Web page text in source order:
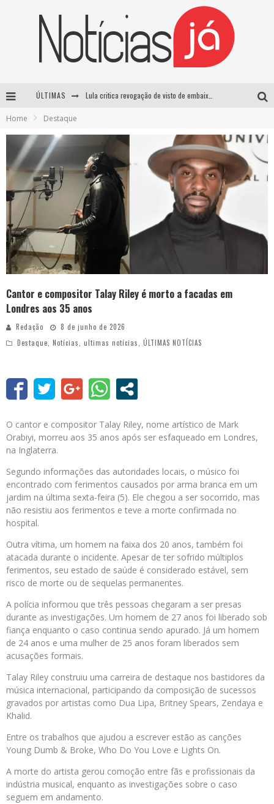
ÚLTIMAS Lula critica revogação de visto de embaixadora brasileira pelos EUA e chama medida de “irresponsável”
TRE-SP forma maioria para manter Pablo Marçal inelegível até 2032
Luta entre Davi Brito e Rico Melquiades pode não acontecer após impasse sobre cachê
Home Destaque
Cantor e compositor Talay Riley é morto a facadas em
Londres aos 35 anos
Redação
8 de junho de 2026
Destaque, Notícias, ultimas notícias, ÚLTIMAS NOTÍCIAS
O cantor e compositor Talay Riley, nome artístico de Mark
Orabiyi, morreu aos 35 anos após ser esfaqueado em Londres,
na Inglaterra.
Segundo informações das autoridades locais, o músico foi
encontrado com ferimentos causados por arma branca em um
jardim na última sexta-feira (5). Ele chegou a ser socorrido, mas
não resistiu aos ferimentos e teve a morte confirmada no
hospital.
Outra vítima, um homem na faixa dos 20 anos, também foi
atacada durante o incidente. Apesar de ter sofrido múltiplos
ferimentos, seu estado de saúde é considerado estável, sem
risco de morte ou de sequelas permanentes.
A polícia informou que três pessoas chegaram a ser presas
durante as investigações. Um homem de 27 anos foi liberado sob
fiança enquanto o caso continua sendo apurado. Já um homem
de 24 anos e uma mulher de 25 anos foram liberados sem
acusações formais.
Talay Riley construiu uma carreira de destaque nos bastidores da
música internacional, participando da composição de sucessos
gravados por artistas como Dua Lipa, Britney Spears, Zendaya e
Khalid.
Entre os trabalhos que ajudou a escrever estão as canções
Young Dumb & Broke, Who Do You Love e Lights On.
A morte do artista gerou comoção entre fãs e profissionais da
indústria musical, enquanto as investigações sobre o caso
seguem em andamento.